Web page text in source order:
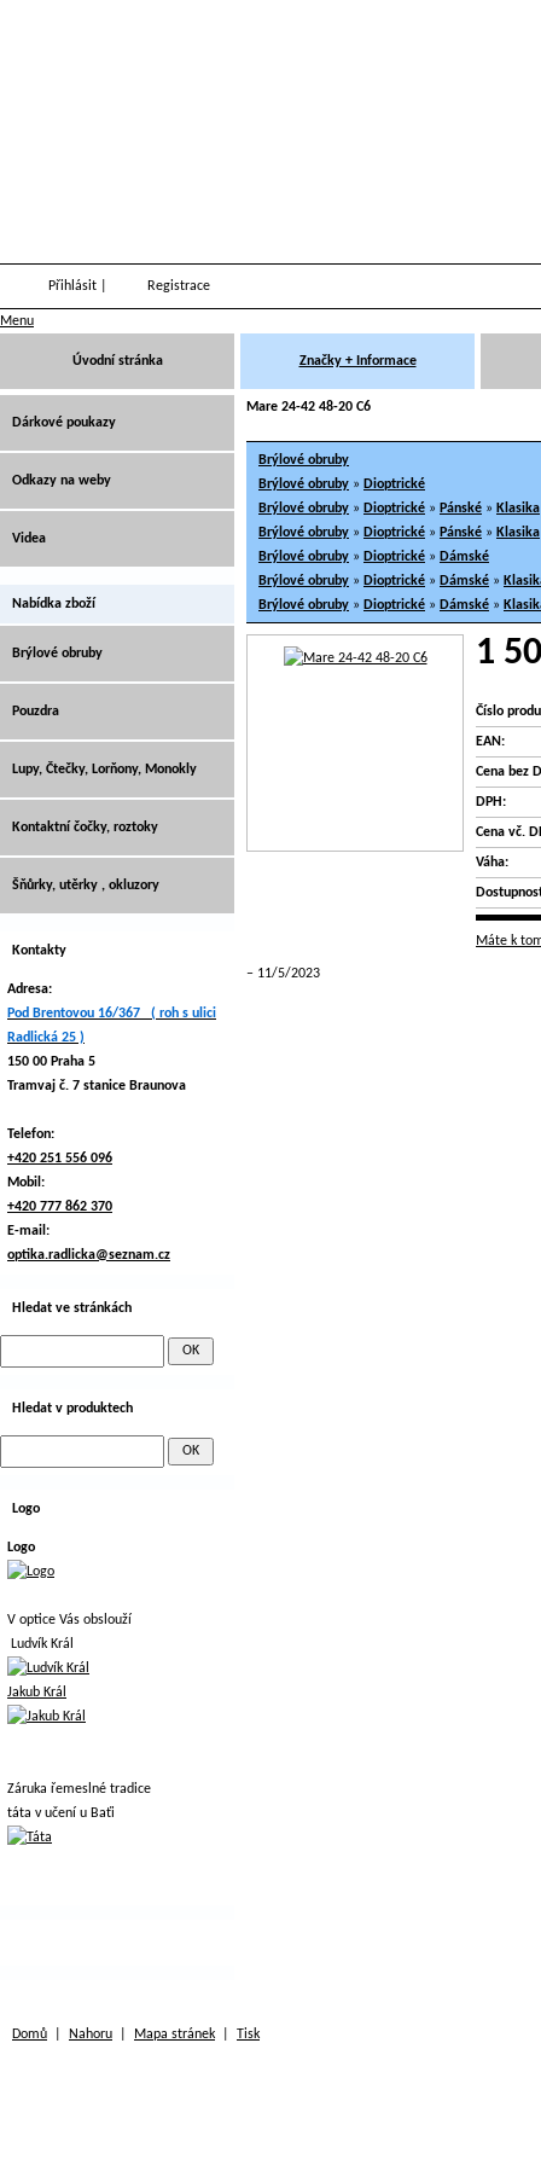
Přihlásit Registrace
Menu
Úvodní stránka Značky + Informace
Mare 24-42 48-20 C6
Brýlové obruby
Brýlové obruby » Dioptrické
Brýlové obruby » Dioptrické » Pánské » Klasika
Brýlové obruby » Dioptrické » Pánské » Klasika
Brýlové obruby » Dioptrické » Dámské
Brýlové obruby » Dioptrické » Dámské »
Brýlové obruby » Dioptrické » Dámské »
1
Číslo
EAN:
Cena bez
DPH:
Cena vč.
Váha:
Máte k
11/5/2023
Dárkové poukazy
Odkazy na weby
Videa
Nabídka zboží
Brýlové obruby
Pouzdra
Lupy, Čtečky, Lorňony, Monokly
Kontaktní čočky, roztoky
Šňůrky, utěrky , okluzory
Kontakty
Adresa:
Pod Brentovou 16/367 ( roh s ulici
Radlická 25 )
150 00 Praha 5
Tramvaj č. 7 stanice Braunova
Telefon:
+420 251 556 096
Mobil:
+420 777 862 370
E-mail:
optika.radlicka@seznam.cz
Hledat ve stránkách
Hledat v produktech
Logo
Logo
V optice Vás obslouží
Ludvík Král
Jakub Král
Záruka řemeslné tradice
táta v učení u Baťi
Domů Nahoru Mapa stránek Tisk